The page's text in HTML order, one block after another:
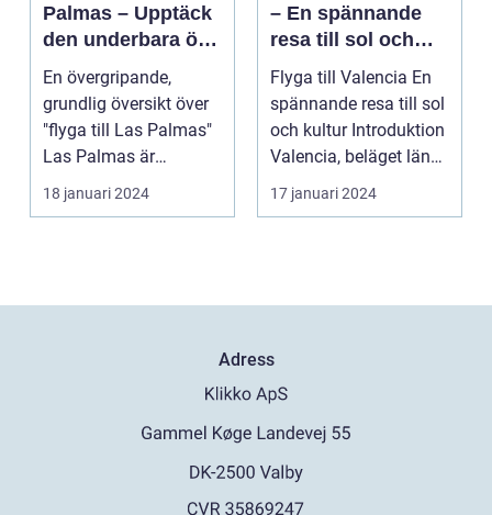
Palmas – Upptäck
den underbara ön
Gran Canaria
En övergripande,
grundlig översikt över
"flyga till Las Palmas"
Las Palmas är
huvudstaden på den
va...
18 januari 2024
– En spännande
resa till sol och
kultur
Flyga till Valencia En
spännande resa till sol
och kultur Introduktion
Valencia, beläget längs
Sp...
17 januari 2024
Adress